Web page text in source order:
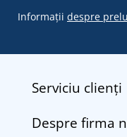
Informații despre
Serviciu clienți
Contact
Despre firma